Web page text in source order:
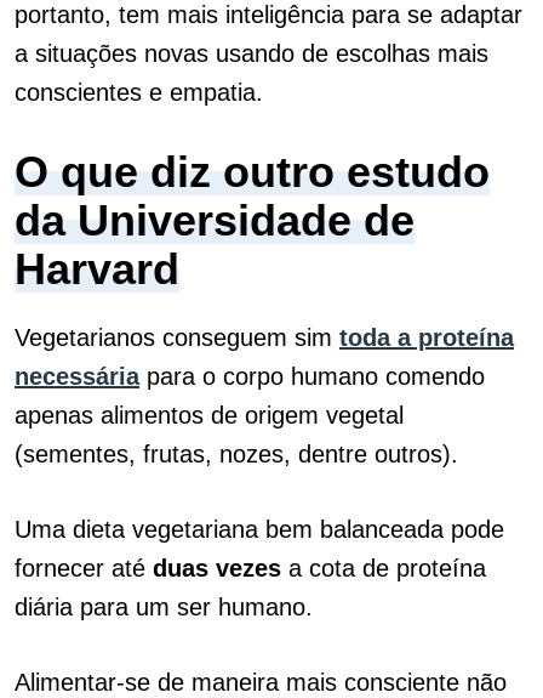
portanto, tem mais inteligência para se adaptar
a situações novas usando de escolhas mais
conscientes e empatia.
O que diz outro estudo
da Universidade de
Harvard
Vegetarianos conseguem sim toda a proteína
necessáriapara o corpo humano comendo
apenas alimentos de origem vegetal
(sementes, frutas, nozes, dentre outros).
Uma dieta vegetariana bem balanceada pode
fornecer até duas vezes a cota de proteína
diária para um ser humano.
Alimentar-se de maneira mais consciente não